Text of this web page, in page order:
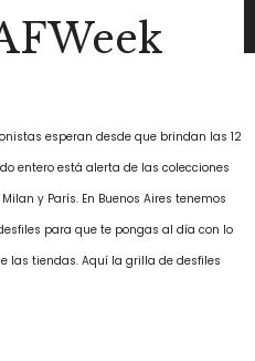
esperan desde que brindan las 12
entero está alerta de las colecciones
y París. En Buenos Aires tenemos
para que te pongas al día con lo
las tiendas. Aquí la grilla de desfiles